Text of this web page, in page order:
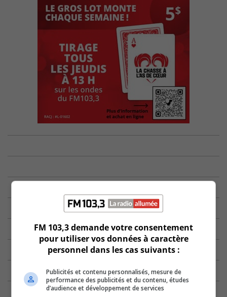
FM 103,3 demande votre consentement
pour utiliser vos données à caractère
personnel dans les cas suivants :
Publicités et contenu personnalisés, mesure de
performance des publicités et du contenu, études
d’audience et développement de services